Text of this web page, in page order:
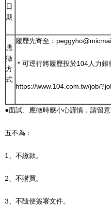
日
期
應
徵
方
式
履歷先寄至：
＊可逕行將履歷投於104人力銀
https://www.104.com.tw/job/
●面試、應徵時應小心謹慎，請留意
五不為：
1、不繳款。
2、不購買。
3、不隨便簽署文件。